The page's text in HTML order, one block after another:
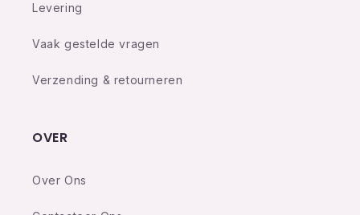
Levering
Vaak gestelde vragen
Verzending & retourneren
OVER
Over Ons